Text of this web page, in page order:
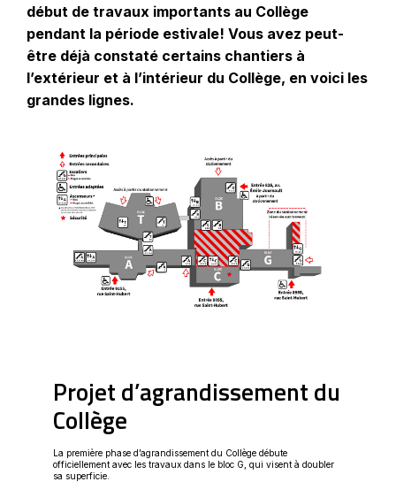
début de travaux importants au Collège
pendant la période estivale! Vous avez peut-
être déjà constaté certains chantiers à
l’extérieur et à l’intérieur du Collège, en voici les
grandes lignes.
Projet d’agrandissement du
Collège
La première phase d’agrandissement du Collège débute
officiellement avec les travaux dans le bloc G, qui visent à doubler
sa superficie.